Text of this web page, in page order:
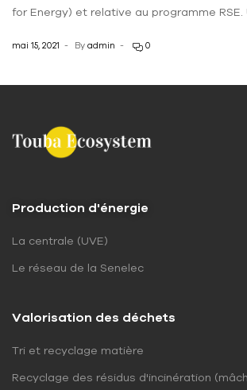
for Energy) et relative au programme RSE.
d’options de plan d’action ont été
mai 15, 2021 By admin 0
Production d'énergie
La centrale (UVE)
Le réseau de la Senelec
Valorisation des déchets
Tri et recyclage matière
Recyclage des résidus d'incinération